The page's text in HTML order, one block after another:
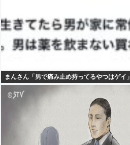
まんさん「男で痛み止め持ってるやつはゲイ」